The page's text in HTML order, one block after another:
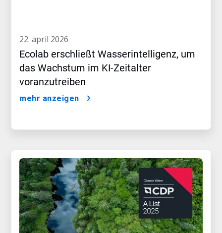
22. april 2026
Ecolab erschließt Wasserintelligenz, um
das Wachstum im KI-Zeitalter
voranzutreiben
mehr anzeigen